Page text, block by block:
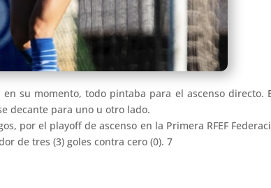
su momento, todo pintaba para el ascenso
decante para uno u otro lado.
por el playoff de ascenso en la Primera RFEF
de tres (3) goles contra cero (0). 7